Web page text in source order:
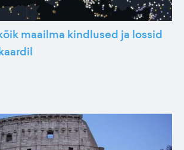
maailma kindlused ja lossid